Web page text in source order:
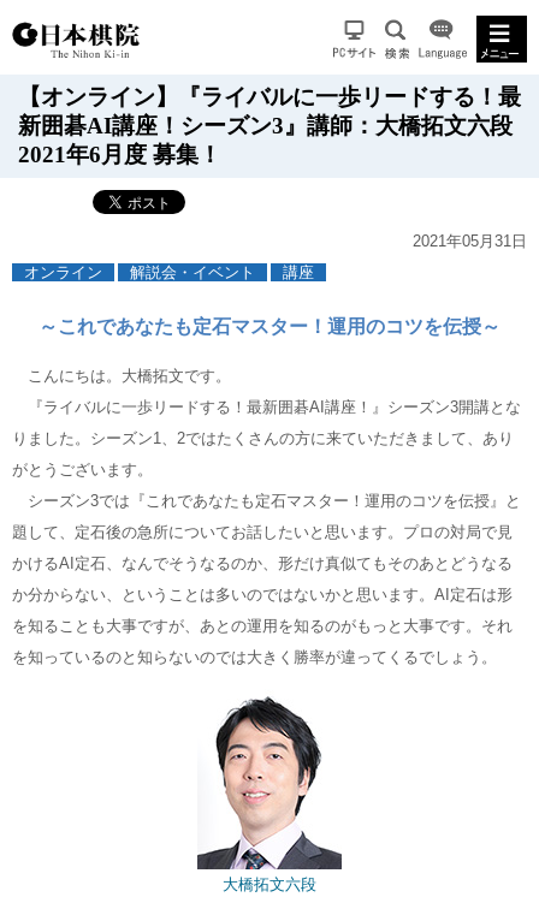
【オンライン】『ライバルに一歩リードする！最
新囲碁AI講座！シーズン3』講師：大橋拓文六段
2021年6月度 募集！
2021年05月31日
オンライン
解説会・イベント 講座
～これであなたも定石マスター！運用のコツを伝授～
こんにちは。大橋拓文です。
『ライバルに一歩リードする！最新囲碁AI講座！』シーズン3開講とな
りました。シーズン1、2ではたくさんの方に来ていただきまして、あり
がとうございます。
シーズン3では『これであなたも定石マスター！運用のコツを伝授』と
題して、定石後の急所についてお話したいと思います。プロの対局で見
かけるAI定石、なんでそうなるのか、形だけ真似てもそのあとどうなる
か分からない、ということは多いのではないかと思います。AI定石は形
を知ることも大事ですが、あとの運用を知るのがもっと大事です。それ
を知っているのと知らないのでは大きく勝率が違ってくるでしょう。
大橋拓文六段